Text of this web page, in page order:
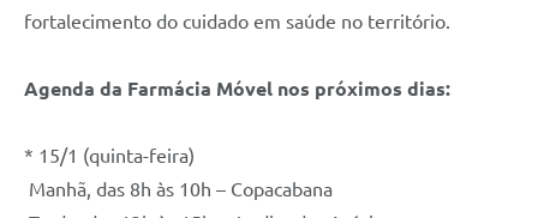
fortalecimento do cuidado em saúde no território.
Agenda da Farmácia Móvel nos próximos dias:
* 15/1 (quinta-feira)
Manhã, das 8h às 10h – Copacabana